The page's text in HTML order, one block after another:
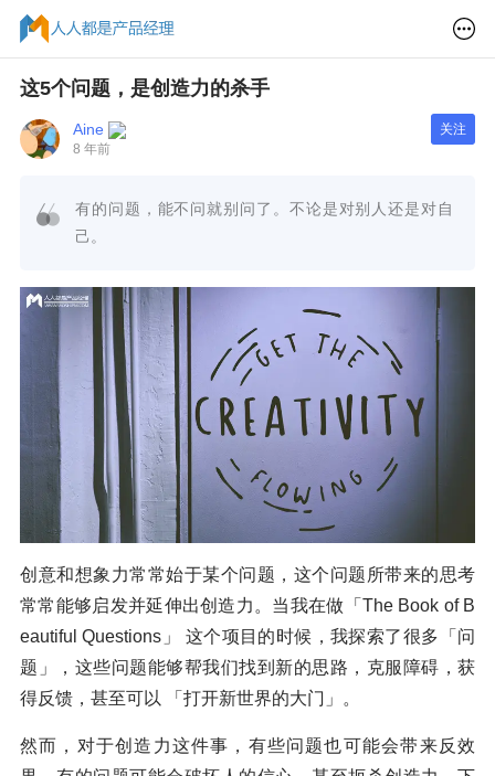
这5个问题，是创造力的杀手
Aine
8 年前
关注
有的问题，能不问就别问了。不论是对别人还是对自
己。
创意和想象力常常始于某个问题，这个问题所带来的思考
常常能够启发并延伸出创造力。当我在做「The Book of B
eautiful Questions」 这个项目的时候，我探索了很多「问
题」，这些问题能够帮我们找到新的思路，克服障碍，获
得反馈，甚至可以 「打开新世界的大门」。
然而，对于创造力这件事，有些问题也可能会带来反效